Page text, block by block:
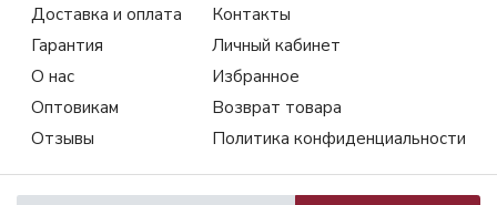
Доставка и оплата
Гарантия
О нас
Оптовикам
Отзывы
Контакты
Личный кабинет
Избранное
Возврат товара
Политика конфиденциальности